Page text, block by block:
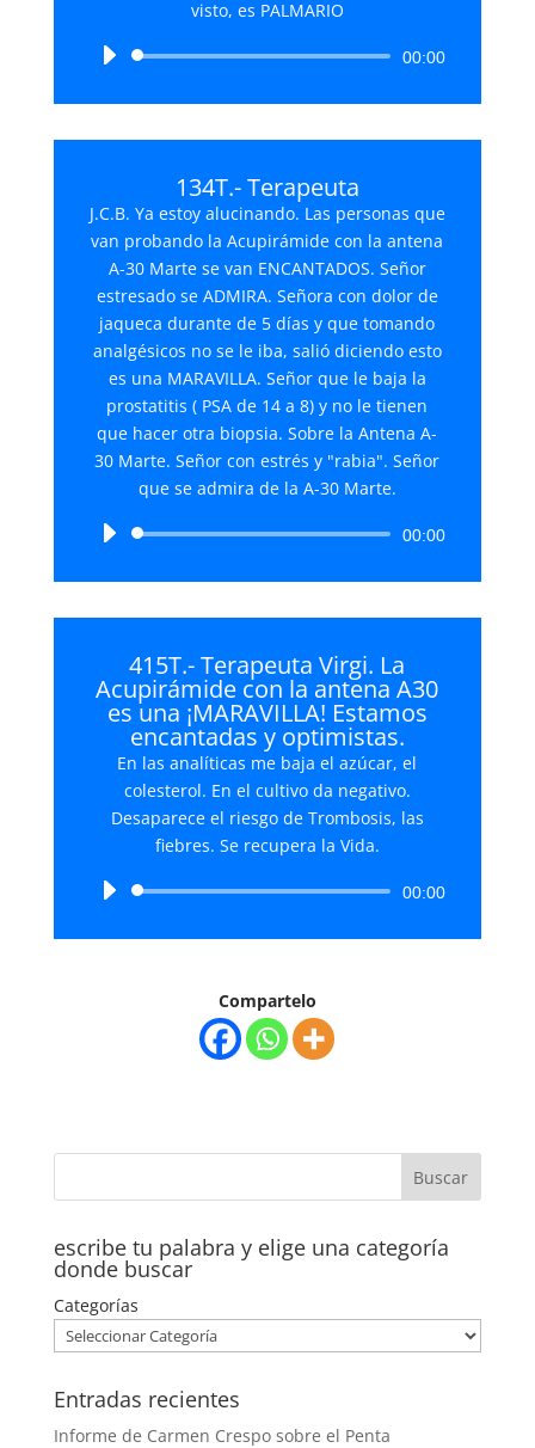
visto, es PALMARIO
Reproductor
audio
00:00
134T.- Terapeuta
J.C.B. Ya estoy alucinando. Las personas que
van probando la Acupirámide con la antena
A-30 Marte se van ENCANTADOS. Señor
estresado se ADMIRA. Señora con dolor de
jaqueca durante de 5 días y que tomando
analgésicos no se le iba, salió diciendo esto
es una MARAVILLA. Señor que le baja la
prostatitis ( PSA de 14 a 8) y no le tienen
que hacer otra biopsia. Sobre la Antena A-
30 Marte. Señor con estrés y "rabia". Señor
que se admira de la A-30 Marte.
Reproductor
audio
00:00
415T.- Terapeuta Virgi. La
Acupirámide con la antena A30
es una ¡MARAVILLA! Estamos
encantadas y optimistas.
En las analíticas me baja el azúcar, el
colesterol. En el cultivo da negativo.
Desaparece el riesgo de Trombosis, las
fiebres. Se recupera la Vida.
Reproductor
audio
00:00
Compartelo
escribe tu palabra y elige una categoría
donde buscar
Categorías
Entradas recientes
Informe de Carmen Crespo sobre el Penta